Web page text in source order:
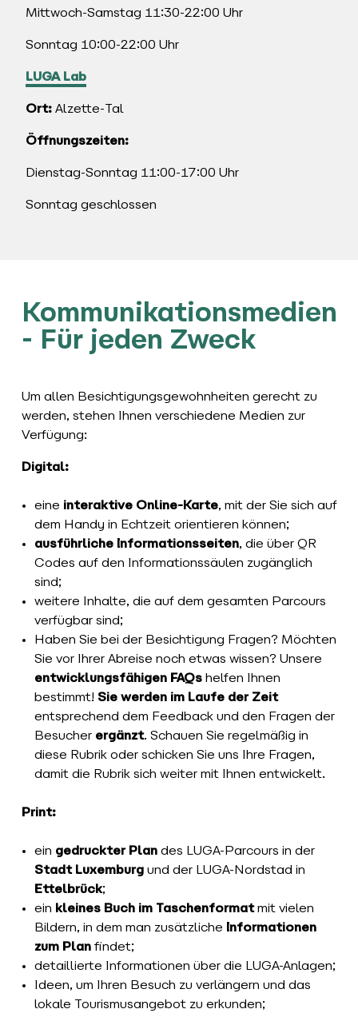
Mittwoch-Samstag 11:30-22:00 Uhr
Sonntag 10:00-22:00 Uhr
LUGA Lab
Ort: Alzette-Tal
Öffnungszeiten:
Dienstag-Sonntag 11:00-17:00 Uhr
Sonntag geschlossen
Kommunikationsmedien
- Für jeden Zweck
Um allen Besichtigungsgewohnheiten gerecht zu
werden, stehen Ihnen verschiedene Medien zur
Verfügung:
Digital:
eine interaktive Online-Karte, mit der Sie sich auf
dem Handy in Echtzeit orientieren können;
ausführliche Informationsseiten, die über QR
Codes auf den Informationssäulen zugänglich
sind;
weitere Inhalte, die auf dem gesamten Parcours
verfügbar sind;
Haben Sie bei der Besichtigung Fragen? Möchten
Sie vor Ihrer Abreise noch etwas wissen? Unsere
entwicklungsfähigen FAQshelfen Ihnen
bestimmt! Sie werden im Laufe der Zeit
entsprechend dem Feedback und den Fragen der
Besucher ergänzt. Schauen Sie regelmäßig in
diese Rubrik oder schicken Sie uns Ihre Fragen,
damit die Rubrik sich weiter mit Ihnen entwickelt.
Print:
ein gedruckter Plandes LUGA-Parcours in der
Stadt Luxemburgund der LUGA-Nordstad in
Ettelbrück;
ein kleines Buch im Taschenformatmit vielen
Bildern, in dem man zusätzliche Informationen
zum Planfindet;
detaillierte Informationen über die LUGA-Anlagen;
Ideen, um Ihren Besuch zu verlängern und das
lokale Tourismusangebot zu erkunden;